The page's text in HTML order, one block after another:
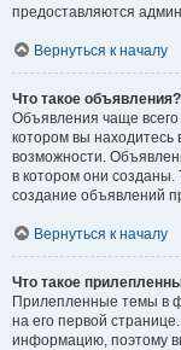
предоставляются
Вернуться к началу
Что такое объявления?
Объявления чаще
котором вы
возможности.
в котором они
создание объявлений
Вернуться к началу
Что такое
Прилепленные темы в
на его первой
информацию, поэтому